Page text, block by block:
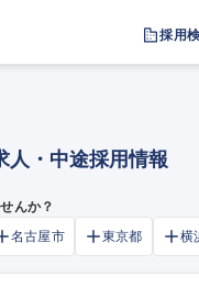
採用
人・中途採用情報
んか？
名古屋市 東京都 横